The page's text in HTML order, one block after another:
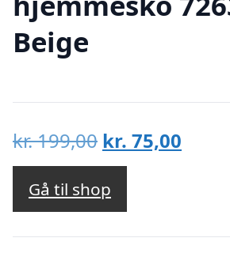
Beige
kr.199,00 Den
oprindelige
pris
var:
kr. 199,00.
kr. 75,00
kr.
Gå til shop